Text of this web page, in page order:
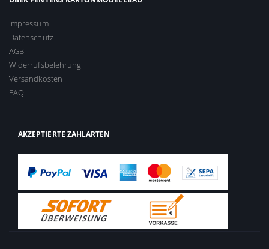
Impressum
Datenschutz
AGB
Widerrufsbelehrung
Versandkosten
FAQ
AKZEPTIERTE ZAHLARTEN